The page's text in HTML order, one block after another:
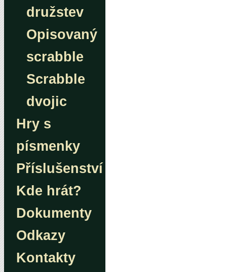
družstev
Opisovaný
scrabble
Scrabble
dvojic
Hry s
písmenky
Příslušenství
Kde hrát?
Dokumenty
Odkazy
Kontakty